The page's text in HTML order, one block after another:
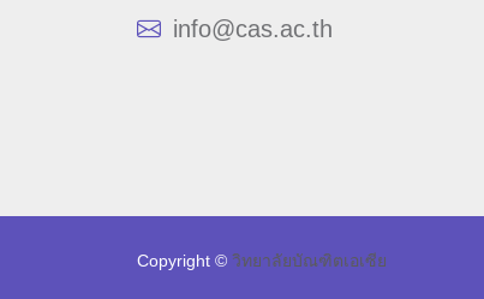
info@cas.ac.th
Copyright © วิทยาลัยบัณฑิตเอเซีย